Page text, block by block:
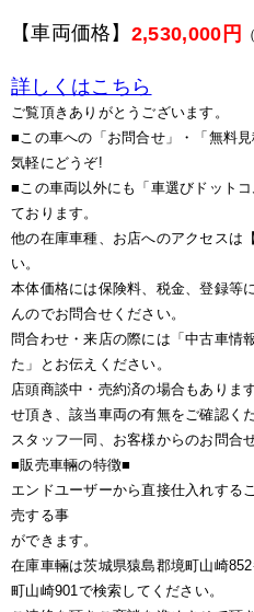
【車両価格】 2,530,000円
詳しくはこちら
ご覧頂きありがとうございます。
■この車への「お問合せ」・「無料
気軽にどうぞ!
■この車両以外にも「車選びドット
ております。
他の在庫車種、お店へのアクセスは
い。
本体価格には保険料、税金、登録等
んのでお問合せください。
問合わせ・来店の際には「中古車情
た」とお伝えください。
店頭商談中・売約済の場合もありま
せ頂き、該当車両の有無をご確認く
スタッフ一同、お客様からのお問合
■販売車輛の特徴■
エンドユーザーから直接仕入れする
売する事
ができます。
在庫車輛は茨城県猿島郡境町山崎
町山崎901で検索してください。